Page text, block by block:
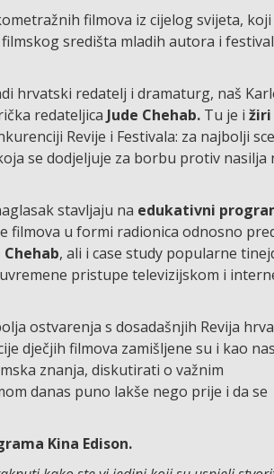
filmova iz cijelog svijeta,
središta mladih autora i
hrvatski redatelj i dramaturg, naš
redateljica Jude Chehab.Tu je i žiri
Revije i Festivala: za najbolji
se dodjeljuje za borbu protiv nasilja
stavljaju na edukativni
filmova u formi radionica odnosno
Chehab, ali i case study popularne
pristupe televizijskom i
ostvarenja s dosadašnjih Revija
dječjih filmova zamišljene su i kao
znanja, diskutirati o važnim
danas puno lakše nego prije i da se
Kina Edison.